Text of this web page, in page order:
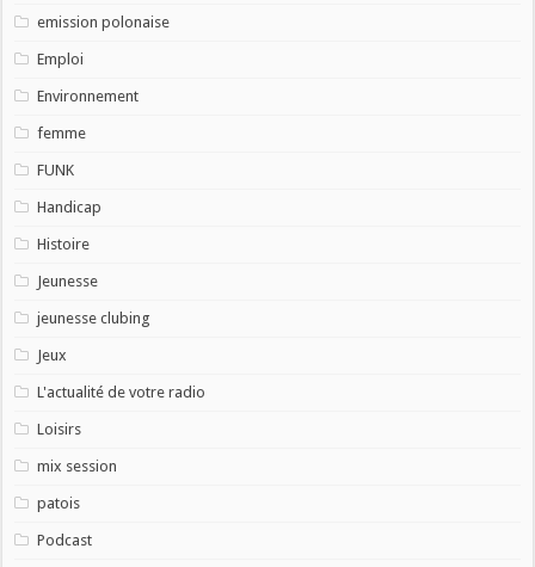
emission polonaise
Emploi
Environnement
femme
FUNK
Handicap
Histoire
Jeunesse
jeunesse clubing
Jeux
L'actualité de votre radio
Loisirs
mix session
patois
Podcast